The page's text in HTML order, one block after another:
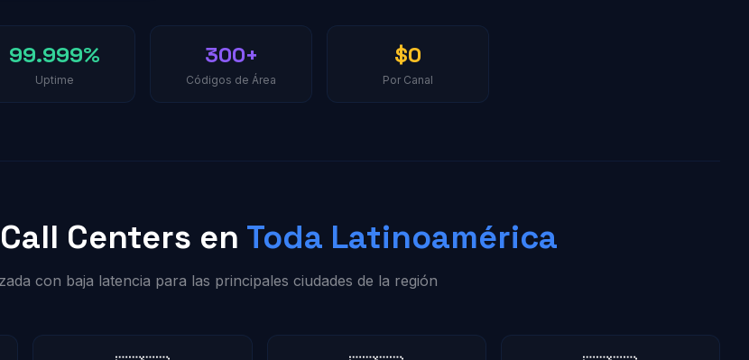
99.999%
Uptime
300+
Códigos de Área
$0
Por Canal
Centers en Toda Latinoamérica
con baja latencia para las principales ciudades de la región